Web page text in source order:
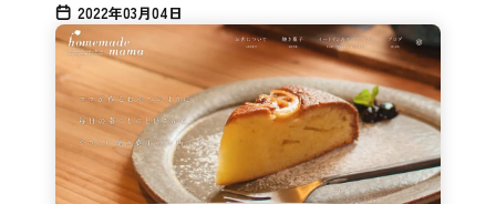
2022年03月04日